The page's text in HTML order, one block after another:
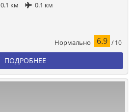
0.1 км
0.1 км
Нормально 6.9 / 10
ПОДРОБНЕЕ